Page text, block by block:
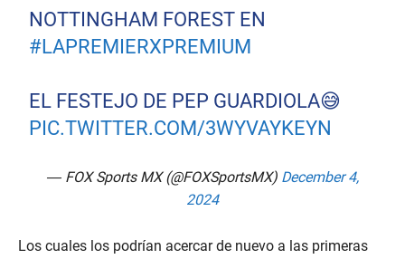
NOTTINGHAM FOREST EN
#LAPREMIERXPREMIUM
EL FESTEJO DE PEP GUARDIOLA😅
PIC.TWITTER.COM/3WYVAYKEYN
— FOX Sports MX (@FOXSportsMX) December 4,
2024
Los cuales los podrían acercar de nuevo a las primeras